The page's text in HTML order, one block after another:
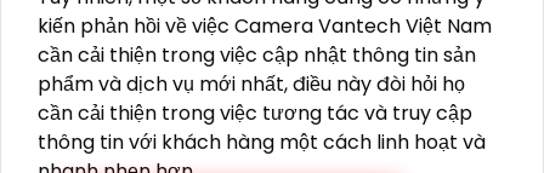
kiến phản hồi về việc Camera Vantech Việt Nam
cần cải thiện trong việc cập nhật thông tin sản
phẩm và dịch vụ mới nhất, điều này đòi hỏi họ
cần cải thiện trong việc tương tác và truy cập
thông tin với khách hàng một cách linh hoạt và